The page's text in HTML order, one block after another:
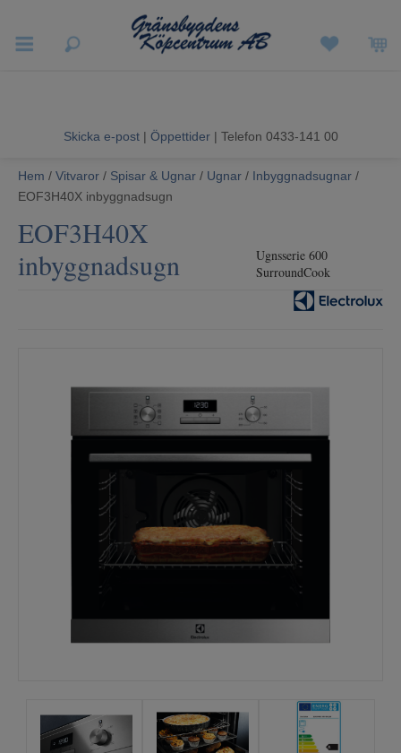
Sommarrea
Vitvaror
Skicka e-post | Öppettider| Telefon 0433-141 00
Hem / Vitvaror / Spisar & Ugnar / Ugnar / Inbyggnadsugnar /
EOF3H40X inbyggnadsugn
EOF3H40X
inbyggnadsugn
Ugnsserie 600
SurroundCook